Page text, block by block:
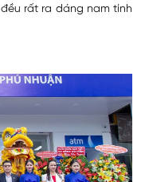
rất ra dáng nam tính